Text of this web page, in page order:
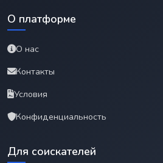
О платформе
О нас
Контакты
Условия
Конфиденциальность
Для соискателей